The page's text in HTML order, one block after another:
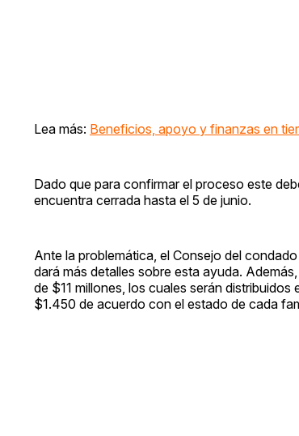
Lea más: Beneficios, apoyo y finanzas en
Dado que para confirmar el proceso este
encuentra cerrada hasta el 5 de junio.
Ante la problemática, el Consejo del
dará más detalles sobre esta ayuda.
de $11 millones, los cuales serán
$1.450 de acuerdo con el estado de cada